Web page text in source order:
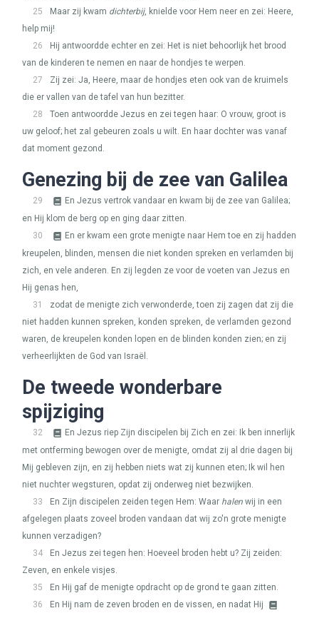
25
Maar zij kwam dichterbij, knielde voor Hem neer en zei: Heere,
help mij!
26
Hij antwoordde echter en zei: Het is niet behoorlijk het brood
van de kinderen te nemen en naar de hondjes te werpen.
27
Zij zei: Ja, Heere, maar de hondjes eten ook van de kruimels
die er vallen van de tafel van hun bezitter.
28
Toen antwoordde Jezus en zei tegen haar: O vrouw, groot is
uw geloof; het zal gebeuren zoals u wilt. En haar dochter was vanaf
dat moment gezond.
Genezing bij de zee van Galilea
29
En Jezus vertrok vandaar en kwam bij de zee van Galilea;
en Hij klom de berg op en ging daar zitten.
30
En er kwam een grote menigte naar Hem toe en zij hadden
kreupelen, blinden, mensen die niet konden spreken en verlamden bij
zich, en vele anderen. En zij legden ze voor de voeten van Jezus en
Hij genas hen,
31
zodat de menigte zich verwonderde, toen zij zagen dat zij die
niet hadden kunnen spreken, konden spreken, de verlamden gezond
waren, de kreupelen konden lopen en de blinden konden zien; en zij
verheerlijkten de God van Israël.
De tweede wonderbare
spijziging
32
En Jezus riep Zijn discipelen bij Zich en zei: Ik ben innerlijk
met ontferming bewogen over de menigte, omdat zij al drie dagen bij
Mij gebleven zijn, en zij hebben niets wat zij kunnen eten; Ik wil hen
niet nuchter wegsturen, opdat zij onderweg niet bezwijken.
33
En Zijn discipelen zeiden tegen Hem: Waar halen wij in een
afgelegen plaats zoveel broden vandaan dat wij zo'n grote menigte
kunnen verzadigen?
34
En Jezus zei tegen hen: Hoeveel broden hebt u? Zij zeiden:
Zeven, en enkele visjes.
35
En Hij gaf de menigte opdracht op de grond te gaan zitten.
36
En Hij nam de zeven broden en de vissen, en nadat Hij